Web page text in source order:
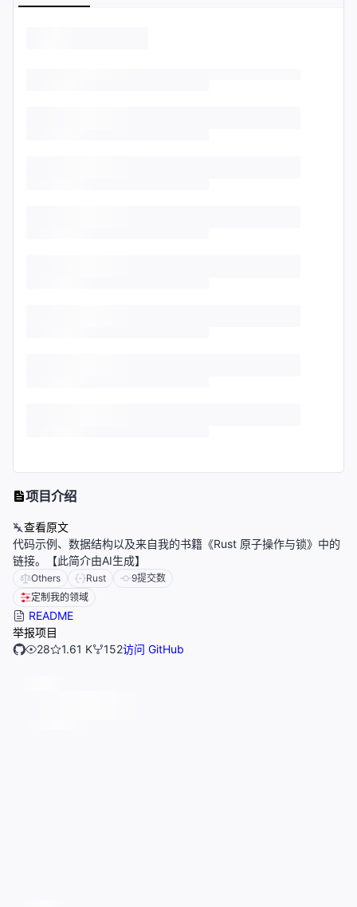
项目介绍
查看原文
代码示例、数据结构以及来自我的书籍《Rust 原子操作与锁》中的
链接。【此简介由AI生成】
Others Rust 9提交数
定制我的领域
README
举报项目
28
1.61 K 152访问 GitHub